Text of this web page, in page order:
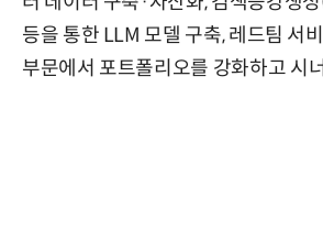
등을 통한 LLM 모델 구축, 레드팀 서
부문에서 포트폴리오를 강화하고 시